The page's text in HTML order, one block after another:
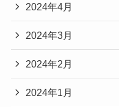
2024年4月
2024年3月
2024年2月
2024年1月